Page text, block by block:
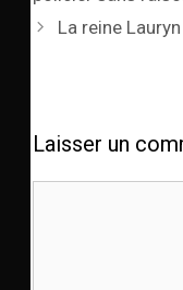
La reine
Laisser un